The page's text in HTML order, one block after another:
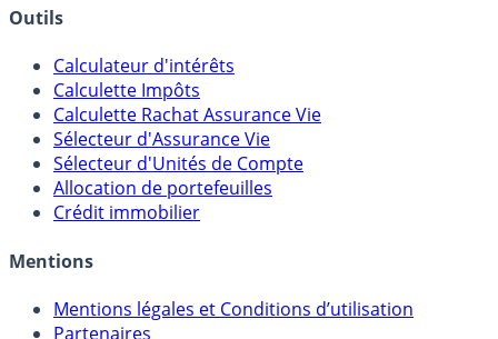
Banques & Comptes rémunérés
Outils
Calculateur d'intérêts
Calculette Impôts
Calculette Rachat Assurance Vie
Sélecteur d'Assurance Vie
Sélecteur d'Unités de Compte
Crédit immobilier
Mentions